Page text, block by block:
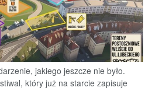
jakiego jeszcze nie było.
który już na starcie zapisuje